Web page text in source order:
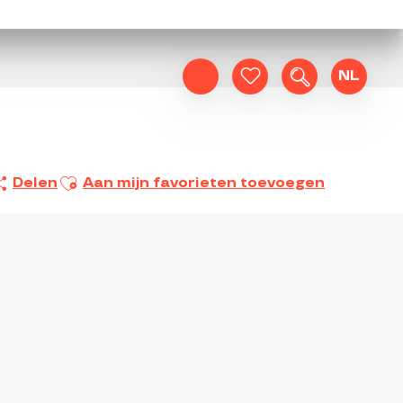
Zoek op
NL
Delen Ajouter aux favoris
Aan mijn favorieten toevoegen